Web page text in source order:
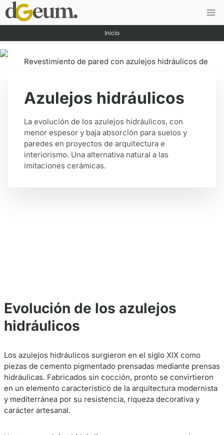
Saltar
al
contenido
Inicio
Azulejos hidráulicos
La evolución de los azulejos hidráulicos, con
menor espesor y baja absorción para suelos y
paredes en proyectos de arquitectura e
interiorismo. Una alternativa natural a las
imitaciones cerámicas.
Evolución de los azulejos
hidráulicos
Los azulejos hidráulicos surgieron en el siglo XIX como
piezas de cemento pigmentado prensadas mediante prensas
hidráulicas. Fabricados sin cocción, pronto se convirtieron
en un elemento característico de la arquitectura modernista
y mediterránea por su resistencia, riqueza decorativa y
carácter artesanal.